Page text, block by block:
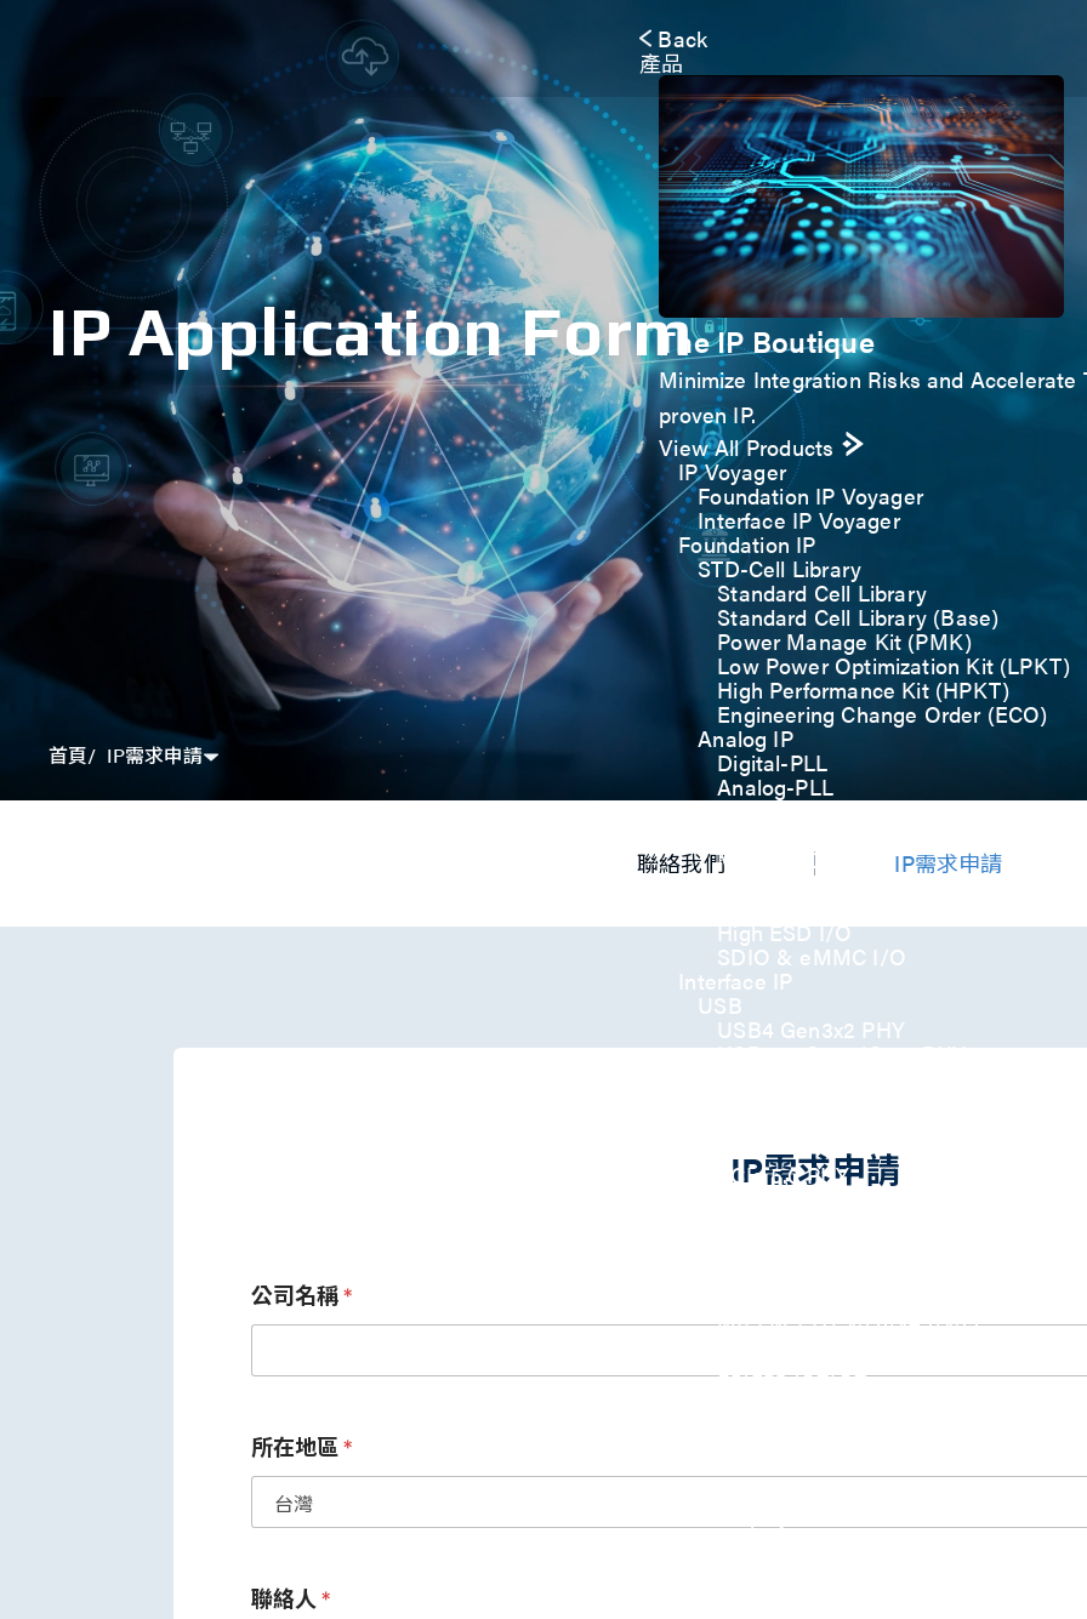
Back
產品
The IP Boutique
Minimize Integration Risks and
proven IP.
View All Products
IP Voyager
Foundation IP Voyager
Interface IP Voyager
Foundation IP
STD-Cell Library
Standard Cell Library
Standard Cell Library (Base)
Power Manage Kit (PMK)
Low Power Optimization Kit (LPKT)
High Performance Kit (HPKT)
Engineering Change Order (ECO)
Analog IP
Digital-PLL
Analog-PLL
ADC / Temp. Sensor
Memory Compiler
I/O
High ESD I/O
SDIO & eMMC I/O
Interface IP
USB
USB4 Gen3x2 PHY
USB 3.2 Gen2/Gen1 PHY
PCIe 5.0 PHY
MIPI M-PHY v5.0/v4.1/v3.1
Serdes 10G/5G
DisplayPort RX
IP Application Form
首頁 IP需求申請
聯絡我們 IP需求申請
IP需求申請
公司名稱*
所在地區*
聯絡人*